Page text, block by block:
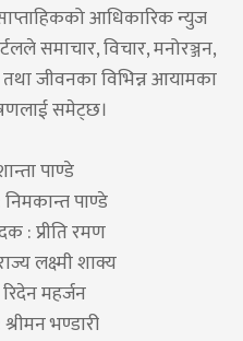
आधिकारिक न्युज
समाचार, विचार, मनोरञ्जन,
तथा जीवनका विभिन्न आयामका
समेट्छ।
पाण्डे
पाण्डे
: प्रीति रमण
लक्ष्मी शाक्य
महर्जन
भण्डारी